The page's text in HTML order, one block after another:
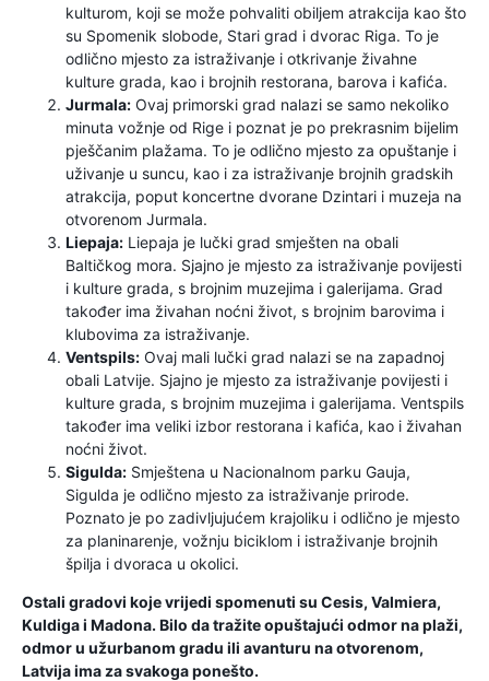
kulturom, koji se može pohvaliti obiljem atrakcija kao što
su Spomenik slobode, Stari grad i dvorac Riga. To je
odlično mjesto za istraživanje i otkrivanje živahne
kulture grada, kao i brojnih restorana, barova i kafića.
Jurmala: Ovaj primorski grad nalazi se samo nekoliko
minuta vožnje od Rige i poznat je po prekrasnim bijelim
pješčanim plažama. To je odlično mjesto za opuštanje i
uživanje u suncu, kao i za istraživanje brojnih gradskih
atrakcija, poput koncertne dvorane Dzintari i muzeja na
otvorenom Jurmala.
Liepaja: Liepaja je lučki grad smješten na obali
Baltičkog mora. Sjajno je mjesto za istraživanje povijesti
i kulture grada, s brojnim muzejima i galerijama. Grad
također ima živahan noćni život, s brojnim barovima i
klubovima za istraživanje.
Ventspils: Ovaj mali lučki grad nalazi se na zapadnoj
obali Latvije. Sjajno je mjesto za istraživanje povijesti i
kulture grada, s brojnim muzejima i galerijama. Ventspils
također ima veliki izbor restorana i kafića, kao i živahan
noćni život.
Sigulda: Smještena u Nacionalnom parku Gauja,
Sigulda je odlično mjesto za istraživanje prirode.
Poznato je po zadivljujućem krajoliku i odlično je mjesto
za planinarenje, vožnju biciklom i istraživanje brojnih
špilja i dvoraca u okolici.
Ostali gradovi koje vrijedi spomenuti su Cesis, Valmiera,
Kuldiga i Madona. Bilo da tražite opuštajući odmor na plaži,
odmor u užurbanom gradu ili avanturu na otvorenom,
Latvija ima za svakoga ponešto.